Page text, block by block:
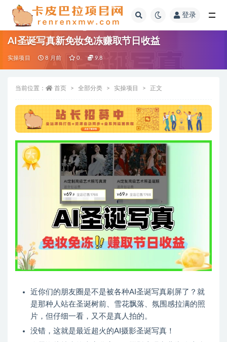
登录
AI圣诞写真新免妆免冻赚取节日收益
实操项目 8 月前 0 9.8
当前位置： 首页 全部分类 实操项目 正文
近你们的朋友圈是不是被各种AI圣诞写真刷屏了？就
是那种人站在圣诞树前、雪花飘落、氛围感拉满的照
片，但仔细一看，又不是真人拍的。
没错，这就是最近超火的AI摄影圣诞写真！
全部